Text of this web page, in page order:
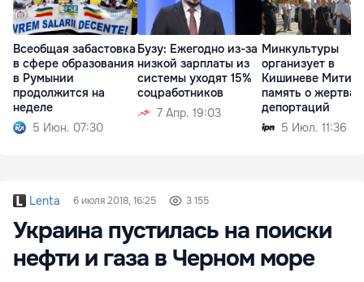
Всеобщая забастовка
в сфере образования
в Румынии
продолжится на
неделе
5 Июн. 07:30
Бузу: Ежегодно из-за
низкой зарплаты из
системы уходят 15%
соцработников
7 Апр. 19:03
Минкультуры
организует в
Кишиневе
память о жертвах
депортаций
5 Июл. 11:36
Lenta 6 июля 2018, 16:25 3 155
Украина пустилась на поиски
нефти и газа в Черном море